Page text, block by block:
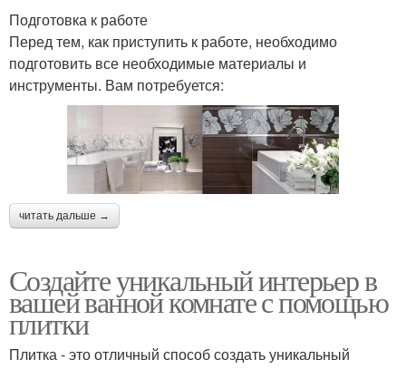
Подготовка к работе
Перед тем, как приступить к работе, необходимо
подготовить все необходимые материалы и
инструменты. Вам потребуется:
читать дальше →
Создайте уникальный интерьер в
вашей ванной комнате с помощью
плитки
Плитка - это отличный способ создать уникальный